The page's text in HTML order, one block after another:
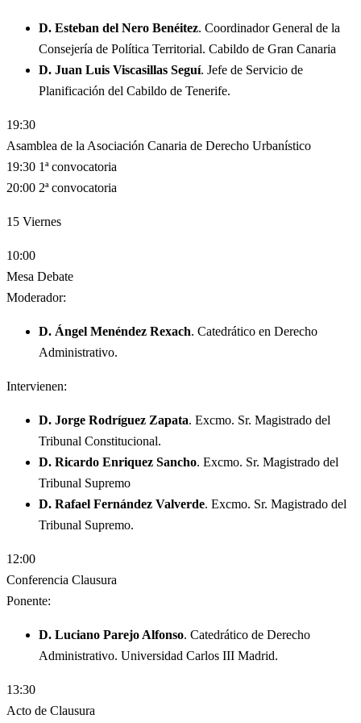
D. Esteban del Nero Benéitez. Coordinador General de la
Consejería de Política Territorial. Cabildo de Gran Canaria
D. Juan Luis Viscasillas Seguí. Jefe de Servicio de
Planificación del Cabildo de Tenerife.
19:30
Asamblea de la Asociación Canaria de Derecho Urbanístico
19:30 1ª convocatoria
20:00 2ª convocatoria
15 Viernes
10:00
Mesa Debate
Moderador:
D. Ángel Menéndez Rexach. Catedrático en Derecho
Administrativo.
Intervienen:
D. Jorge Rodríguez Zapata. Excmo. Sr. Magistrado del
Tribunal Constitucional.
D. Ricardo Enriquez Sancho. Excmo. Sr. Magistrado del
Tribunal Supremo
D. Rafael Fernández Valverde. Excmo. Sr. Magistrado del
Tribunal Supremo.
12:00
Conferencia Clausura
Ponente:
D. Luciano Parejo Alfonso. Catedrático de Derecho
Administrativo. Universidad Carlos III Madrid.
13:30
Acto de Clausura